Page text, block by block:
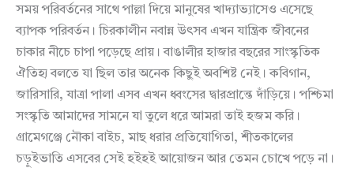
সময় পরিবর্তনের সাথে পাল্লা দিয়ে মানুষের খাদ্যাভ্যাসেও এসেছে
ব্যাপক পরিবর্তন। চিরকালীন নবান্ন উৎসব এখন যান্ত্রিক জীবনের
চাকার নীচে চাপা পড়েছে প্রায়। বাঙালীর হাজার বছরের সাংস্কৃতিক
ঐতিহ্য বলতে যা ছিল তার অনেক কিছুই অবশিষ্ট নেই। কবিগান,
জারিসারি, যাত্রা পালা এসব এখন ধ্বংসের দ্বারপ্রান্তে দাঁড়িয়ে। পশ্চিমা
সংস্কৃতি আমাদের সামনে যা তুলে ধরে আমরা তাই হজম করি।
গ্রামেগঞ্জে নৌকা বাইচ, মাছ ধরার প্রতিযোগিতা, শীতকালের
চড়ুইভাতি এসবের সেই হইহই আয়োজন আর তেমন চোখে পড়ে না।